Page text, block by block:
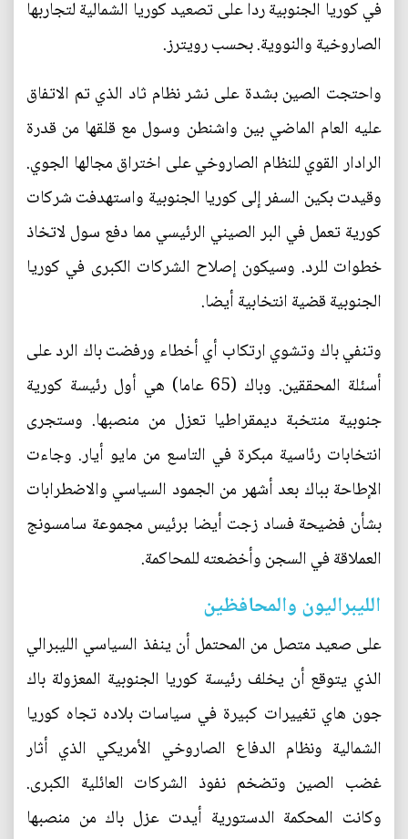
في كوريا الجنوبية ردا على تصعيد كوريا الشمالية لتجاربها
الصاروخية والنووية. بحسب رويترز.
واحتجت الصين بشدة على نشر نظام ثاد الذي تم الاتفاق
عليه العام الماضي بين واشنطن وسول مع قلقها من قدرة
الرادار القوي للنظام الصاروخي على اختراق مجالها الجوي.
وقيدت بكين السفر إلى كوريا الجنوبية واستهدفت شركات
كورية تعمل في البر الصيني الرئيسي مما دفع سول لاتخاذ
خطوات للرد. وسيكون إصلاح الشركات الكبرى في كوريا
الجنوبية قضية انتخابية أيضا.
وتنفي باك وتشوي ارتكاب أي أخطاء ورفضت باك الرد على
أسئلة المحققين. وباك (65 عاما) هي أول رئيسة كورية
جنوبية منتخبة ديمقراطيا تعزل من منصبها. وستجرى
انتخابات رئاسية مبكرة في التاسع من مايو أيار. وجاءت
الإطاحة بباك بعد أشهر من الجمود السياسي والاضطرابات
بشأن فضيحة فساد زجت أيضا برئيس مجموعة سامسونج
العملاقة في السجن وأخضعته للمحاكمة.
الليبراليون والمحافظين
على صعيد متصل من المحتمل أن ينفذ السياسي الليبرالي
الذي يتوقع أن يخلف رئيسة كوريا الجنوبية المعزولة باك
جون هاي تغييرات كبيرة في سياسات بلاده تجاه كوريا
الشمالية ونظام الدفاع الصاروخي الأمريكي الذي أثار
غضب الصين وتضخم نفوذ الشركات العائلية الكبرى.
وكانت المحكمة الدستورية أيدت عزل باك من منصبها